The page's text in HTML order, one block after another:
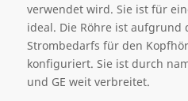
verwendet wird. Sieist für
ideal. Die Röhre ist aufgrund
Strombedarfs für den
konfiguriert. Sieist durch
und GE weit verbreitet.